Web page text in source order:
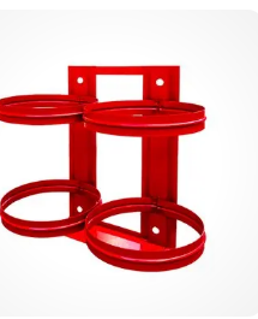
量
不同型号灭火器罐的阀门螺
虑：
设备的兼容度